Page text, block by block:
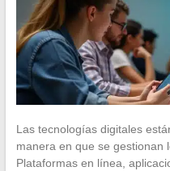
Las tecnologías digitales
manera en que se gestionan
Plataformas en línea,